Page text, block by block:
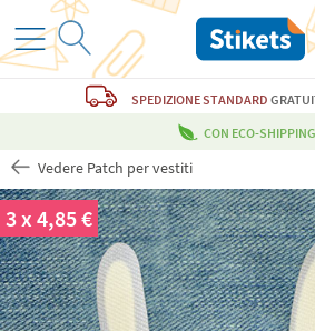
SPEDIZIONE STANDARD
CON ECO-SHIPPING
Vedere Patch per vestiti
3 x 4,85 €